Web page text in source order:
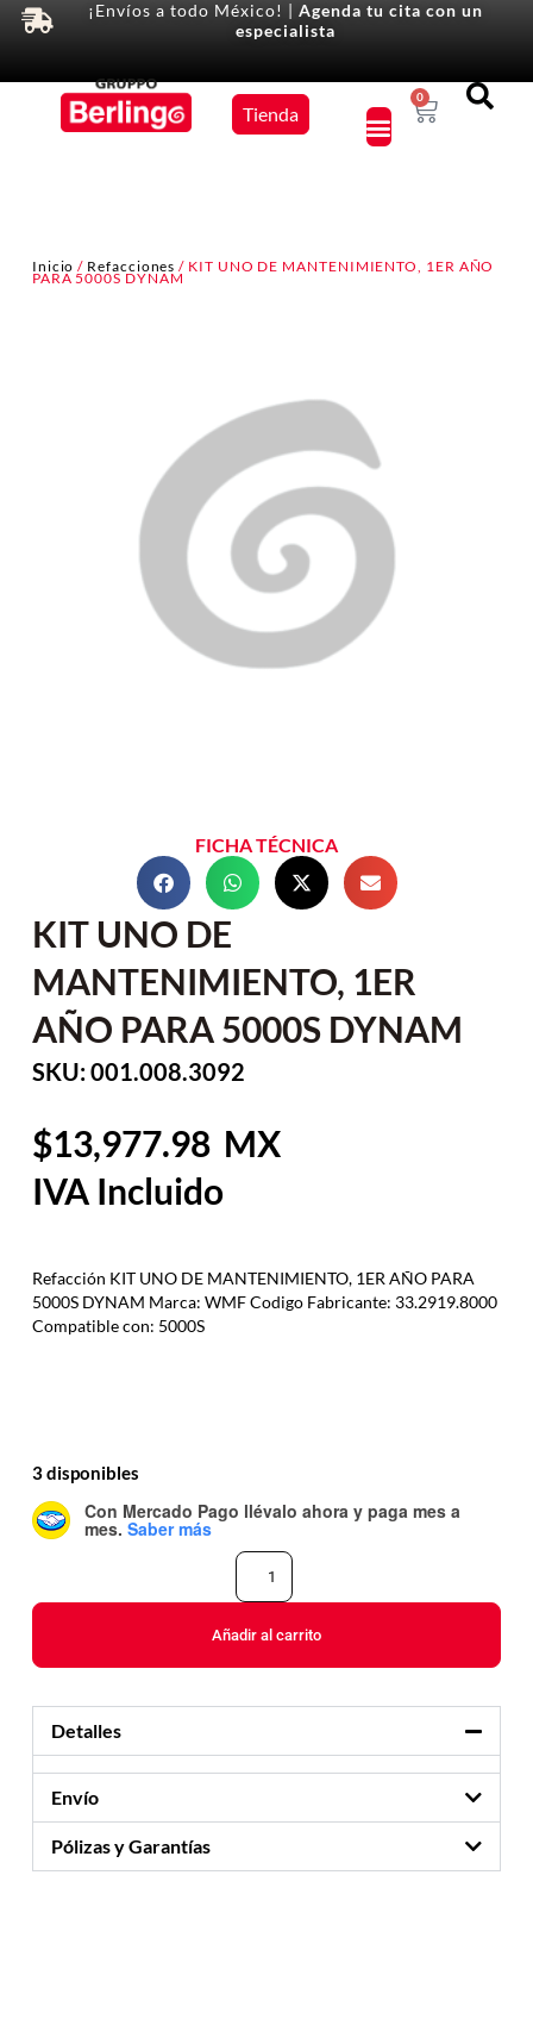
¡Envíos a todo México! | Agenda tu cita con un
especialista
Tienda
0
Inicio / Refacciones / KIT UNO DE MANTENIMIENTO, 1ER AÑO
PARA 5000S DYNAM
FICHA TÉCNICA
KIT UNO DE
MANTENIMIENTO, 1ER
AÑO PARA 5000S DYNAM
SKU: 001.008.3092
13,977.98
Refacción KIT UNO DE MANTENIMIENTO, 1ER AÑO PARA
5000S DYNAM Marca: WMF Codigo Fabricante: 33.2919.8000
Compatible con: 5000S
3 disponibles
Con Mercado Pago llévalo ahora y paga mes a
mes. Saber más
Añadir al carrito
Detalles
Envío
Pólizas y Garantías